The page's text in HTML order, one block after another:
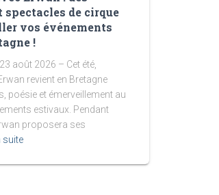
de cirque
vos événements
!
août 2026 – Cet été,
revient en Bretagne
poésie et émerveillement au
estivaux. Pendant
proposera ses
suite